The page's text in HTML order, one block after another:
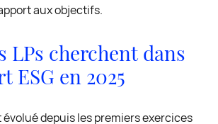
aux objectifs.
LPs cherchent dans
ESG en 2025
depuis les premiers exercices